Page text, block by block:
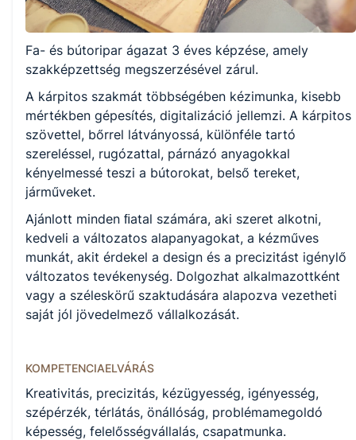
Választható szakmairányok:
Nem válaszható
KKK/PTT
KKK letöltése (pdf)
PTT letöltése (pdf)
Okleveles technikusképzés
Nem
A képzést indító intézményeink
Fa- és bútoripar ágazat 3 éves képzése, amely
szakképzettség megszerzésével zárul.
A kárpitos szakmát többségében kézimunka, kisebb
mértékben gépesítés, digitalizáció jellemzi. A kárpitos
szövettel, bőrrel látványossá, különféle tartó
szereléssel, rugózattal, párnázó anyagokkal
kényelmessé teszi a bútorokat, belső tereket,
járműveket.
Ajánlott minden ﬁatal számára, aki szeret alkotni,
kedveli a változatos alapanyagokat, a kézműves
munkát, akit érdekel a design és a precizitást igénylő
változatos tevékenység. Dolgozhat alkalmazottként
vagy a széleskörű szaktudására alapozva vezetheti
saját jól jövedelmező vállalkozását.
KOMPETENCIAELVÁRÁS
Kreativitás, precizitás, kézügyesség, igényesség,
szépérzék, térlátás, önállóság, problémamegoldó
képesség, felelősségvállalás, csapatmunka.